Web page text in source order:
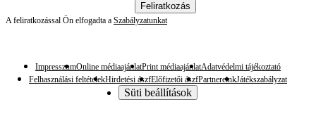
Feliratkozás
A feliratkozással Ön elfogadta a Szabályzatunkat
ImpresszumOnline médiaajánlatPrint médiaajánlatAdatvédelmi tájékoztató
Felhasználási feltételekHirdetési ászfElőfizetői ászfPartnereinkJátékszabályzat
Süti beállítások